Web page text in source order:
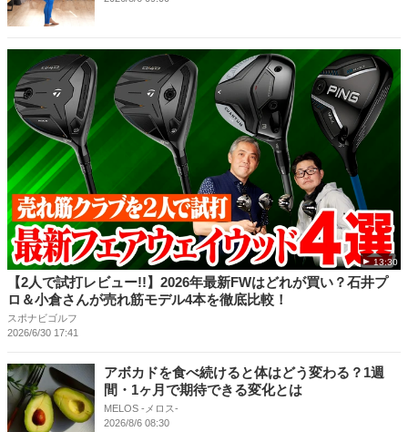
13:30
【2人で試打レビュー!!】2026年最新FWはどれが買い？石井プ
ロ＆小倉さんが売れ筋モデル4本を徹底比較！
スポナビゴルフ
2026/6/30 17:41
アボカドを食べ続けると体はどう変わる？1週
間・1ヶ月で期待できる変化とは
MELOS -メロス-
2026/8/6 08:30